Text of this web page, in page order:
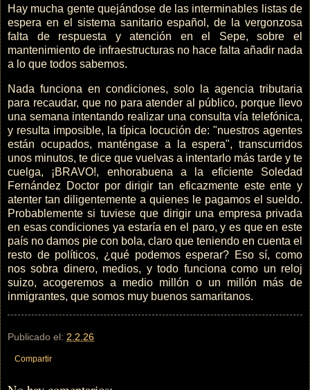
Hay mucha gente quejándose de las interminables listas de
espera en el sistema sanitario español, de la vergonzosa
falta de respuesta y atención en el Sepe, sobre el
mantenimiento de infraestructuras no hace falta añadir nada
a lo que todos sabemos.
Nada funciona en condiciones, solo la agencia tributaria
para recaudar, que no para atender al público, porque llevo
una semana intentando realizar una consulta vía telefónica,
y resulta imposible, la típica locución de: "nuestros agentes
están ocupados, manténgase a la espera", transcurridos
unos minutos, te dice que vuelvas a intentarlo más tarde y te
cuelga, ¡BRAVO!, enhorabuena a la eficiente Soledad
Fernández Doctor por dirigir tan eficazmente este ente y
atenter tan diligentemente a quienes le pagamos el sueldo.
Probablemente si tuviese que dirigir una empresa privada
en esas condiciones ya estaría en el paro, y es que en este
país no damos pie con bola, claro que teniendo en cuenta el
resto de políticos, ¿qué podemos esperar? Eso sí, como
nos sobra dinero, medios, y todo funciona como un reloj
suizo, acogeremos a medio millón o un millón más de
inmigrantes, que somos muy buenos samaritanos.
Publicado el: 2.2.26
Compartir